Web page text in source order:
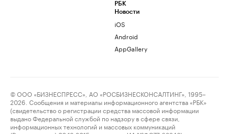
РБК
Новости
iOS
Android
AppGallery
© ООО «БИЗНЕСПРЕСС», АО «РОСБИЗНЕСКОНСАЛТИНГ», 1995–
2026. Сообщения и материалы информационного агентства «РБК»
(свидетельство о регистрации средства массовой информации
выдано Федеральной службой по надзору в сфере связи,
информационных технологий и массовых коммуникаций